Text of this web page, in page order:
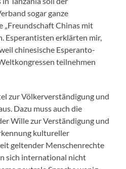
sogar ganze
„Freundschaft Chinas mit
Esperantisten erklärten mir,
chinesische Esperanto-
teilnehmen
zur Völkerverständigung und
Dazu muss auch die
Wille zur Verständigung und
kultureller
geltender Menschenrechte
sich international nicht